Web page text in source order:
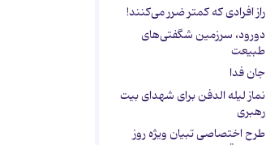
راز افرادی که کمتر ضرر می‌کنند!
دورود، سرزمین شگفتی‌های
طبیعت
جان فدا
نماز لیله الدفن برای شهدای بیت
رهبری
طرح اختصاصی تبیان ویژه روز